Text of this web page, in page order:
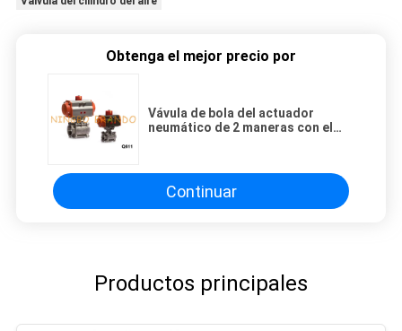
Obtenga el mejor precio por
Vávula de bola del actuador
neumático de 2 maneras con el
Continuar
Productos principales